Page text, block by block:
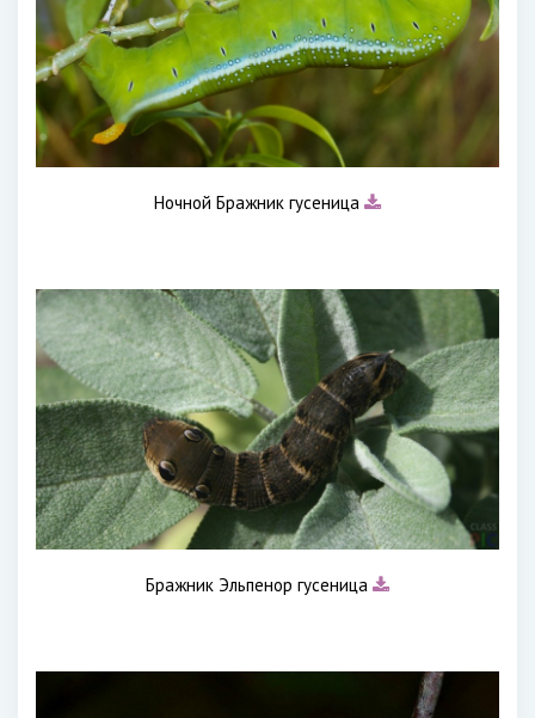
Ночной Бражник гусеница
Бражник Эльпенор гусеница